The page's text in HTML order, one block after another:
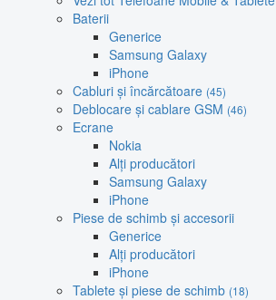
Baterii
Generice
Samsung Galaxy
iPhone
Cabluri și încărcătoare (45)
Deblocare și cablare GSM (46)
Ecrane
Nokia
Alți producători
Samsung Galaxy
iPhone
Piese de schimb și accesorii
Generice
Alți producători
iPhone
Tablete și piese de schimb (18)